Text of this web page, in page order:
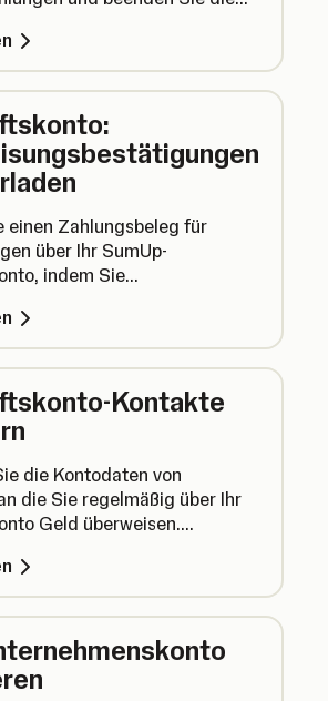
einen Zahlungsbeleg für
über Ihr SumUp-
indem Sie
Kontakte
die Kontodaten von
die Sie regelmäßig über Ihr
Geld überweisen.
um Ihre Kontaktliste